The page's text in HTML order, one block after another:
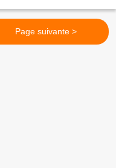
Page suivante >